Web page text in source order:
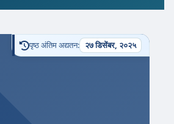
पृष्ठ अंतिम अद्यतन: २७ डिसेंबर, २०२५